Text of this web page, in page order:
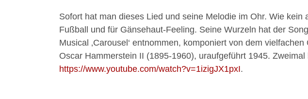
Sofort hat man dieses Lied und seine Melodie im Ohr. Wie
Fußball und für Gänsehaut-Feeling. Seine Wurzeln hat der
Musical ‚Carousel‘ entnommen, komponiert von dem
Oscar Hammerstein II (1895-1960), uraufgeführt 1945. Zweimal
https://www.youtube.com/watch?v=1izigJX1pxI.